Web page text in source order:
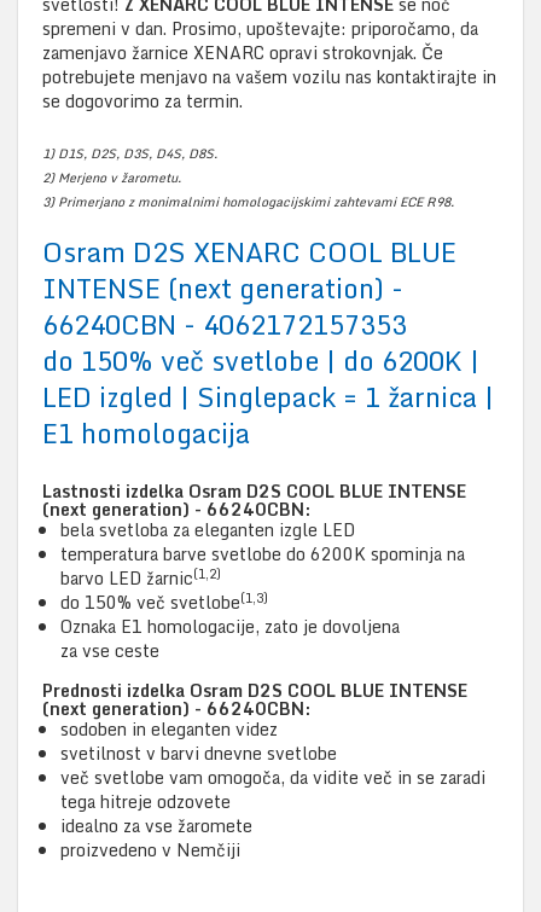
spremeni v dan. Prosimo, upoštevajte: priporočamo, da
zamenjavo žarnice XENARC opravi strokovnjak. Če
potrebujete menjavo na vašem vozilu nas kontaktirajte in
se dogovorimo za termin.
1) D1S, D2S, D3S, D4S, D8S.
2) Merjeno v žarometu.
3) Primerjano z monimalnimi homologacijskimi zahtevami ECE R98.
Osram D2S XENARC COOL BLUE
INTENSE (next generation) -
66240CBN - 4062172157353
do 150% več svetlobe | do 6200K |
LED izgled | Singlepack = 1 žarnica |
E1 homologacija
Lastnosti izdelka Osram D2S COOL BLUE INTENSE
(next generation) - 66240CBN:
bela svetloba za eleganten izgle LED
temperatura barve svetlobe do 6200K spominja na
barvo LED žarnic(1,2)
do 150% več svetlobe(1,3)
Oznaka E1 homologacije, zato je dovoljena
za vse ceste
Prednosti izdelka Osram D2S COOL BLUE INTENSE
(next generation) - 66240CBN:
sodoben in eleganten videz
svetilnost v barvi dnevne svetlobe
več svetlobe vam omogoča, da vidite več in se zaradi
tega hitreje odzovete
idealno za vse žaromete
proizvedeno v Nemčiji